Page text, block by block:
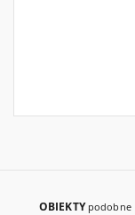
OBIEKTY podobne